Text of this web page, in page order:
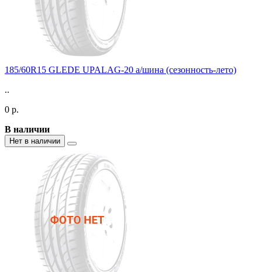
185/60R15 GLEDE UPALAG-20 а/шина (сезонность-лето)
..
0 р.
В наличии
Нет в наличии